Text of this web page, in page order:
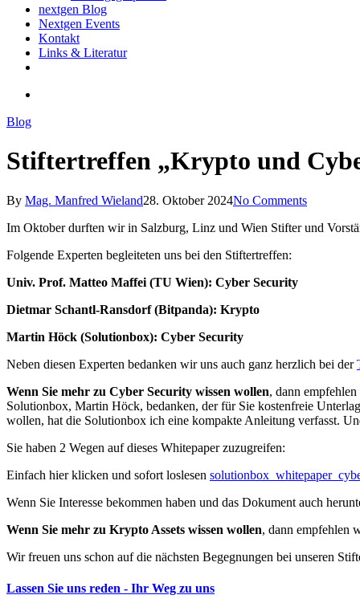
nextgen Blog
Nextgen Events
Kontakt
Links & Literatur
Blog
Stiftertreffen „Krypto und
By Mag. Manfred Wieland28. Oktober 2024No Comments
Im Oktober durften wir in Salzburg, Linz und Wien Stifter und
Folgende Experten begleiteten uns bei den Stiftertreffen:
Univ. Prof. Matteo Maffei (TU Wien): Cyber Security
Dietmar Schantl-Ransdorf (Bitpanda): Krypto
Martin Höck (Solutionbox): Cyber Security
Neben diesen Experten bedanken wir uns auch ganz herzlich bei der
Wenn Sie mehr zu Cyber Security wissen wollen, dann
Solutionbox, Martin Höck, bedanken, der für Sie kostenfreie
wollen, hat die Solutionbox ich eine kompakte Anleitung verfasst.
Sie haben 2 Wegen auf dieses Whitepaper zuzugreifen:
Einfach hier klicken und sofort loslesen
Wenn Sie Interesse bekommen haben und das Dokument auch
Wenn Sie mehr zu Krypto Assets wissen wollen, dann empfehlen
Wir freuen uns schon auf die nächsten Begegnungen bei unseren
Lassen Sie uns reden - Ihr Weg zu uns